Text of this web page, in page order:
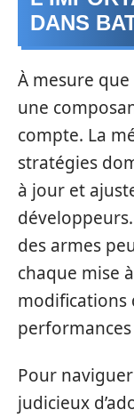
DANS
À mesure
une
compte. La
stratégies
à jour et
des armes
chaque mise
modifications
Pour
judicieux